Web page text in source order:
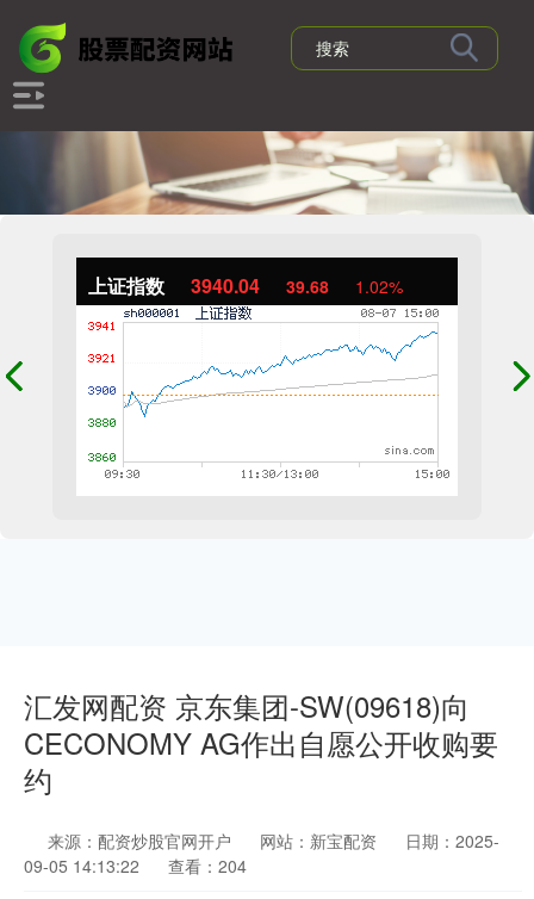
上证指数 3940.04 39.68 1.02%
汇发网配资 京东集团-SW(09618)向
CECONOMY AG作出自愿公开收购要
约
来源：配资炒股官网开户 网站：新宝配资
日期：2025-
09-05 14:13:22
查看：204